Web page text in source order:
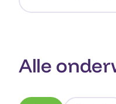
Alle